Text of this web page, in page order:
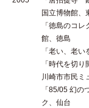
国立博物館、
「徳島のコ
館、徳島
「老い、老
「時代を切
川崎市市民ミ
「85/05 幻
ク、仙台